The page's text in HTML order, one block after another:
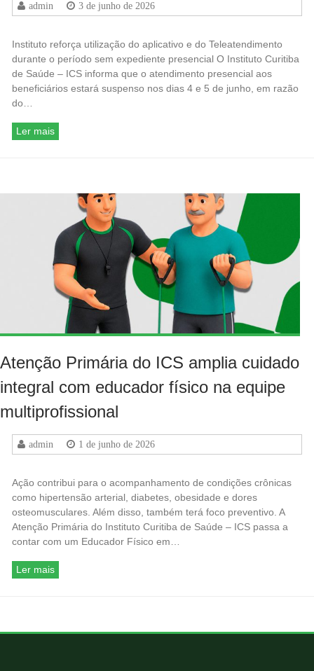
admin 3 de junho de 2026
Instituto reforça utilização do aplicativo e do Teleatendimento
durante o período sem expediente presencial O Instituto Curitiba
de Saúde – ICS informa que o atendimento presencial aos
beneficiários estará suspenso nos dias 4 e 5 de junho, em razão
do…
Ler mais
Atenção Primária do ICS amplia cuidado
integral com educador físico na equipe
multiprofissional
admin 1 de junho de 2026
Ação contribui para o acompanhamento de condições crônicas
como hipertensão arterial, diabetes, obesidade e dores
osteomusculares. Além disso, também terá foco preventivo. A
Atenção Primária do Instituto Curitiba de Saúde – ICS passa a
contar com um Educador Físico em…
Ler mais